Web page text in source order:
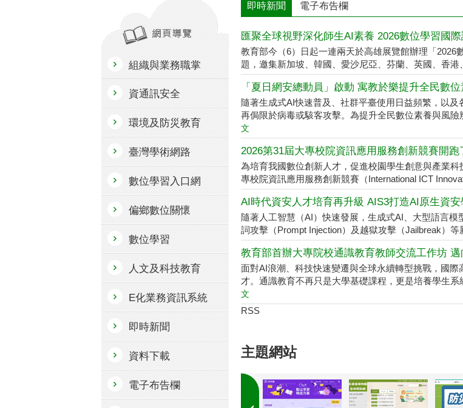
組織與業務職掌
資通訊安全
環境及防災教育
臺灣學術網路
數位學習入口網
偏鄉數位關懷
數位學習
人文及科技教育
E化業務資訊系統
即時新聞
資料下載
電子布告欄
即時新聞
電子布告欄
匯聚全球視野深化師生AI素養 2026數位學習國
教育部今（6）日起一連兩天於高雄展覽館辦理「
題，邀集新加坡、韓國、愛沙尼亞、芬蘭、英國、香
「夏日網安總動員」啟動 寓教於樂提升全民數位
隨著生成式AI快速普及、社群平臺使用日益頻繁，以
再侷限於病毒或駭客攻擊。為提升全民數位素養與風
文
2026第31屆大專校院資訊應用服務創新競賽開
為培育我國數位創新人才，促進校園學生創意與產業
專校院資訊應用服務創新競賽（International ICT
AI時代資安人才培育再升級 AIS3打造AI原生資
隨著人工智慧（AI）快速發展，生成式AI、大型語言
詞攻擊（Prompt Injection）及越獄攻擊（Jailbreak）等
教育部首辦大專院校通識教育教師交流工作坊
面對AI浪潮、科技快速變遷與全球永續轉型挑戰，國
才。通識教育不再只是大學基礎課程，更是培養學生
文
RSS
主題網站